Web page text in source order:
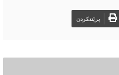
پرێنتکردن